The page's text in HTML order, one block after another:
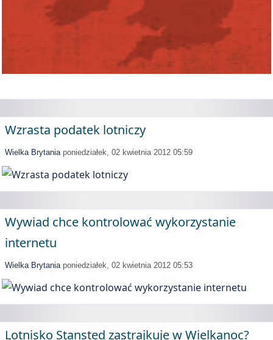
Wzrasta podatek lotniczy
Wielka Brytania poniedziałek, 02 kwietnia 2012 05:59
Wywiad chce kontrolować wykorzystanie
internetu
Wielka Brytania poniedziałek, 02 kwietnia 2012 05:53
Lotnisko Stansted zastrajkuje w Wielkanoc?